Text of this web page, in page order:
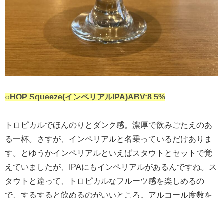
○HOP Squeeze(インペリアルIPA)ABV:8.5%
トロピカルでほんのりとダンク感。濃厚で飲みごたえのあ
る一杯。さすが、インペリアルと名乗っているだけありま
す。とゆうかインペリアルといえばスタウトとセットで覚
えていましたが、IPAにもインペリアルがあるんですね。ス
タウトと違って、トロピカルなフルーツ感を楽しめるの
で、するすると飲めるのがいいところ。アルコール度数を